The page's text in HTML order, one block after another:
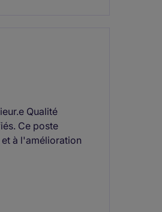
Qualité
Ce poste
à l'amélioration